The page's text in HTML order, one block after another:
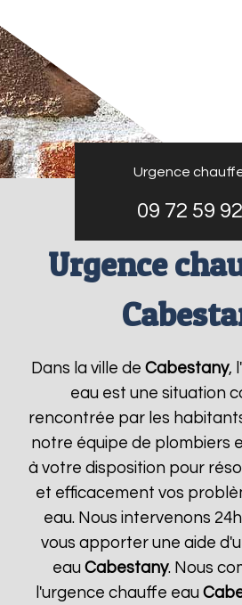
Urgence
09 72 59
Urgence
Dans la ville de Cabestany,
eau est une situation
rencontrée par les
notre équipe de plombiers
à votre disposition pour
et efficacement vos
eau. Nous intervenons
vous apporter une aide
eau Cabestany. Nous
l'urgence chauffe eau